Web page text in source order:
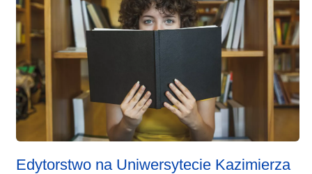
Edytorstwo na Uniwersytecie Kazimierza